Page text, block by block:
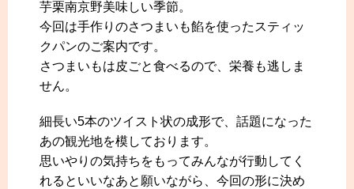
芋栗南京野美味しい季節。
今回は手作りのさつまいも餡を使ったスティッ
クパンのご案内です。
さつまいもは皮ごと食べるので、栄養も逃しま
せん。
細長い5本のツイスト状の成形で、話題になった
あの観光地を模しております。
思いやりの気持ちをもってみんなが行動してく
れるといいなあと願いながら、今回の形に決め